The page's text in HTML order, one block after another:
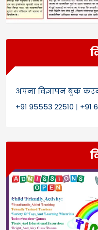
अपना विज्ञापन बुक
+91 95553 22510 | +91